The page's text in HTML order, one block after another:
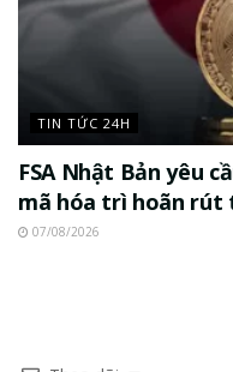
TIN TỨC 24H
FSA Nhật Bản yêu
mã hóa trì hoãn rút
07/08/2026